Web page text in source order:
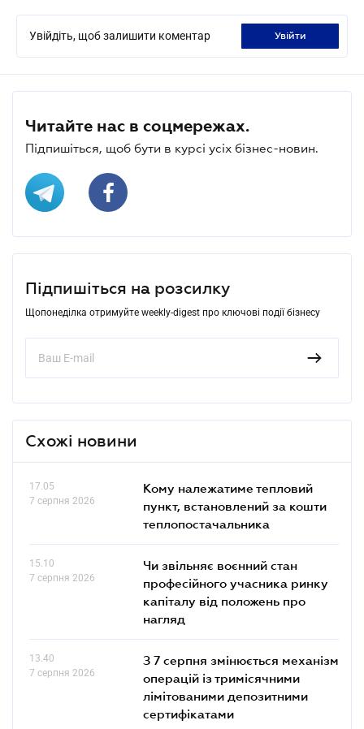
Увійдіть, щоб залишити коментар увійти
Читайте нас в соцмережах.
Підпишіться, щоб бути в курсі усіх бізнес-новин.
Підпишіться на розсилку
Щопонеділка отримуйте weekly-digest про ключові події бізнесу
Схожі новини
17.05
7 серпня 2026
Кому належатиме тепловий
пункт, встановлений за кошти
теплопостачальника
15.10
7 серпня 2026
Чи звільняє воєнний стан
професійного учасника ринку
капіталу від положень про
нагляд
13.40
7 серпня 2026
З 7 серпня змінюється механізм
операцій із тримісячними
лімітованими депозитними
сертифікатами